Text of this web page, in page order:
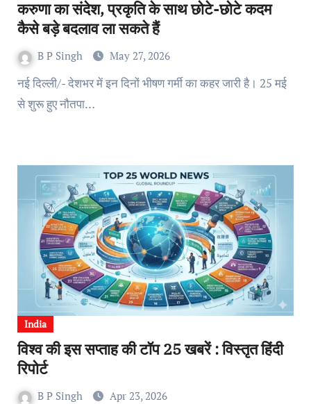
करुणा का संदेश, प्रकृति के साथ छोटे-छोटे कदम
कैसे बड़े बदलाव ला सकते हैं
B P Singh May 27, 2026
नई दिल्ली/- देशभर में इन दिनों भीषण गर्मी का कहर जारी है। 25 मई
से शुरू हुए नौतपा…
India
विश्व की इस सप्ताह की टॉप 25 खबरें : विस्तृत हिंदी
रिपोर्ट
B P Singh Apr 23, 2026